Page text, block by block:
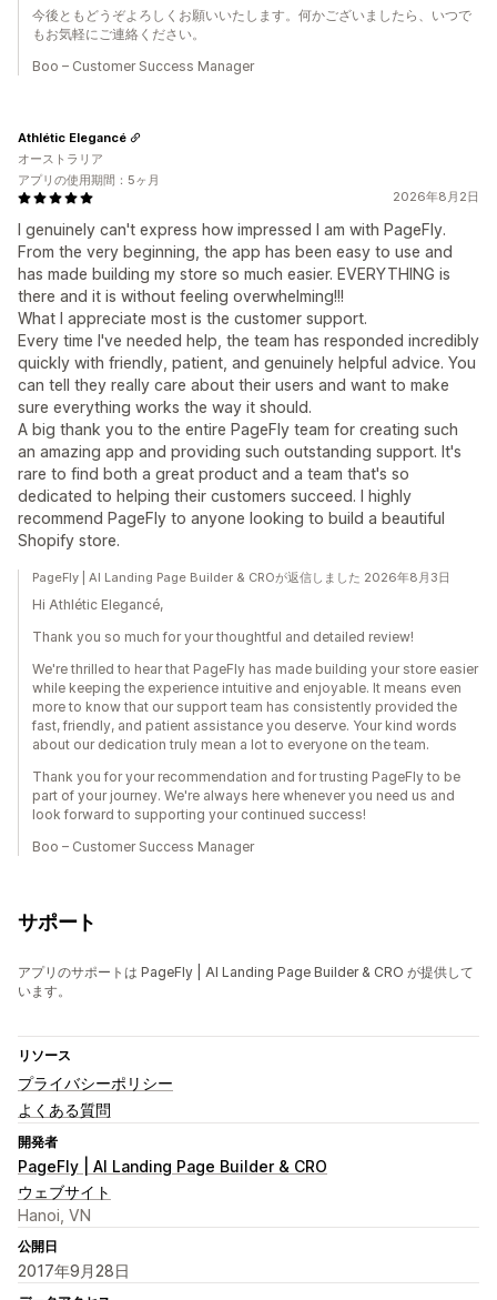
今後ともどうぞよろしくお願いいたします。何かございましたら、いつで
もお気軽にご連絡ください。
Boo – Customer Success Manager
2026年8月2日
I genuinely can't express how impressed I am with PageFly.
From the very beginning, the app has been easy to use and
has made building my store so much easier. EVERYTHING is
there and it is without feeling overwhelming!!!
What I appreciate most is the customer support.
Every time I've needed help, the team has responded incredibly
quickly with friendly, patient, and genuinely helpful advice. You
can tell they really care about their users and want to make
sure everything works the way it should.
A big thank you to the entire PageFly team for creating such
an amazing app and providing such outstanding support. It's
rare to find both a great product and a team that's so
dedicated to helping their customers succeed. I highly
recommend PageFly to anyone looking to build a beautiful
Shopify store.
Athlétic Elegancé
オーストラリア
アプリの使用期間：5ヶ月
PageFly | AI Landing Page Builder & CROが返信しました 2026年8月3日
Hi Athlétic Elegancé,
Thank you so much for your thoughtful and detailed review!
We're thrilled to hear that PageFly has made building your store easier
while keeping the experience intuitive and enjoyable. It means even
more to know that our support team has consistently provided the
fast, friendly, and patient assistance you deserve. Your kind words
about our dedication truly mean a lot to everyone on the team.
Thank you for your recommendation and for trusting PageFly to be
part of your journey. We're always here whenever you need us and
look forward to supporting your continued success!
Boo – Customer Success Manager
サポート
アプリのサポートは PageFly | AI Landing Page Builder & CRO が提供して
います。
リソース
プライバシーポリシー
よくある質問
開発者
PageFly | AI Landing Page Builder & CRO
ウェブサイト
Hanoi, VN
公開日
2017年9月28日